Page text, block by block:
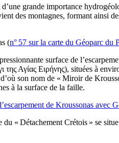
grande importance
des montagnes, formant ainsi
(n° 57 sur la carte du Géoparc du
surface de
της Αγίας Ειρήνης), situées à
son nom de « Miroir de
à la surface de la faille.
de Kroussonas avec
du « Détachement Crétois » se